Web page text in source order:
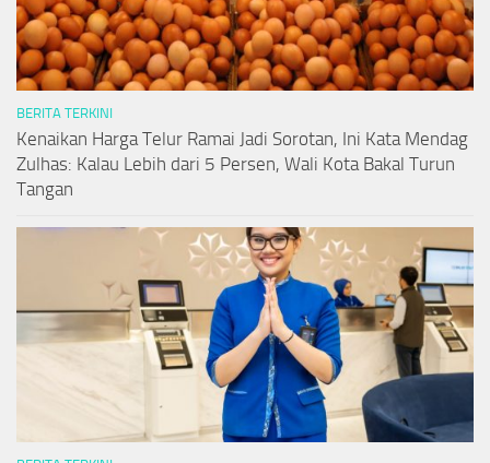
BERITA TERKINI
Kenaikan Harga Telur Ramai Jadi Sorotan, Ini Kata Mendag
Zulhas: Kalau Lebih dari 5 Persen, Wali Kota Bakal Turun
Tangan